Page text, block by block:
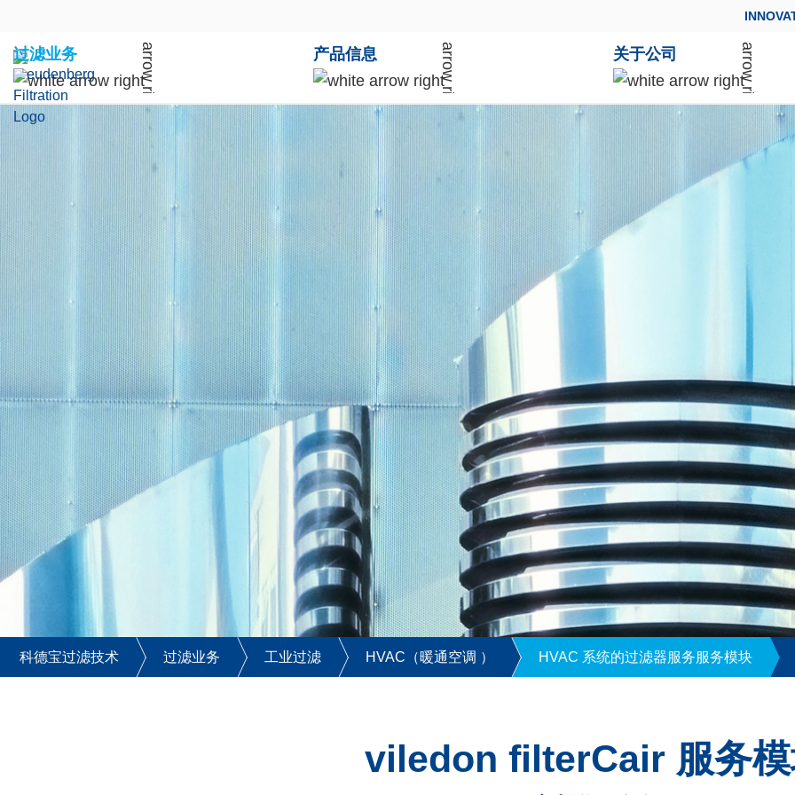
过滤业务 产品信息 关于公司
科德宝过滤技术 过滤业务 工业过滤 HVAC（暖通空调 ） HVAC 系统的过滤器服务服务模块
viledon filterCair 服务